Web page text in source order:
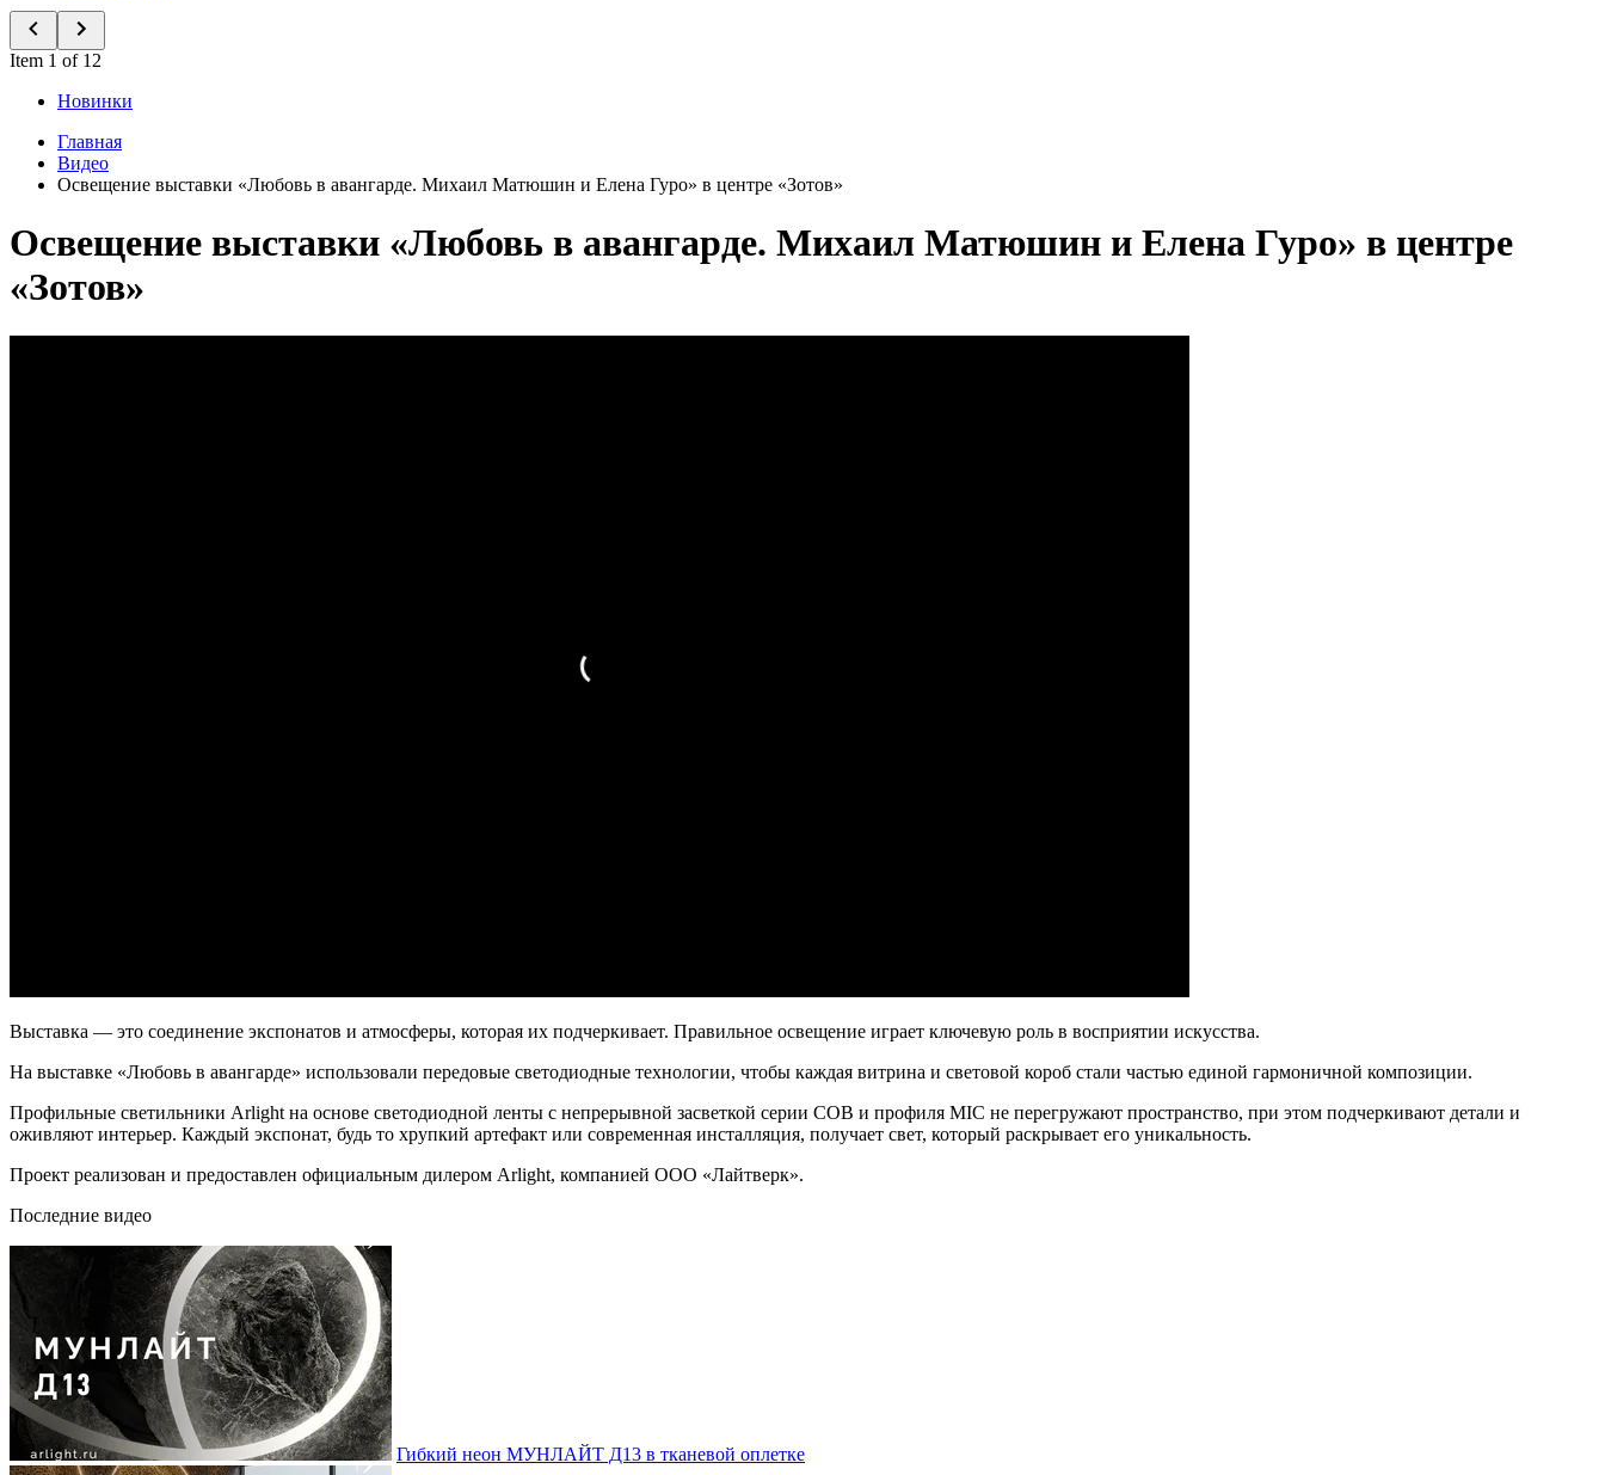
Item 1 of 12
Новинки
Главная
Видео
Освещение выставки «Любовь в авангарде. Михаил Матюшин и Елена Гуро» в центре «Зотов»
Освещение выставки «Любовь в авангарде. Михаил Матюшин и Елена Гуро» в центре
«Зотов»
Выставка — это соединение экспонатов и атмосферы, которая их подчеркивает. Правильное освещение играет ключевую роль в восприятии искусства.
На выставке «Любовь в авангарде» использовали передовые светодиодные технологии, чтобы каждая витрина и световой короб стали частью единой гармоничной композиции.
Профильные светильники Arlight на основе светодиодной ленты с непрерывной засветкой серии COB и профиля MIC не перегружают пространство, при этом подчеркивают детали и
оживляют интерьер. Каждый экспонат, будь то хрупкий артефакт или современная инсталляция, получает свет, который раскрывает его уникальность.
Проект реализован и предоставлен официальным дилером Arlight, компанией ООО «Лайтверк».
Последние видео
Гибкий неон МУНЛАЙТ Д13 в тканевой оплетке